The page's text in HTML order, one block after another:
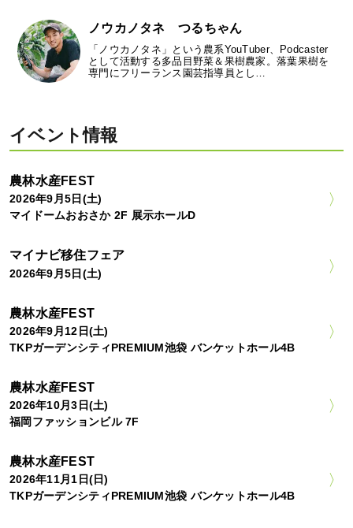
ノウカノタネ つるちゃん
「ノウカノタネ」という農系YouTuber、Podcaster
として活動する多品目野菜＆果樹農家。落葉果樹を
専門にフリーランス園芸指導員とし…
イベント情報
農林水産FEST
2026年9月5日(土)
マイドームおおさか 2F 展示ホールD
マイナビ移住フェア
2026年9月5日(土)
農林水産FEST
2026年9月12日(土)
TKPガーデンシティPREMIUM池袋 バンケットホール4B
農林水産FEST
2026年10月3日(土)
福岡ファッションビル 7F
農林水産FEST
2026年11月1日(日)
TKPガーデンシティPREMIUM池袋 バンケットホール4B